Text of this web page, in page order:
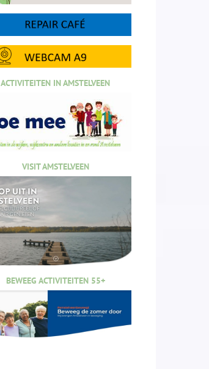
ACTIVITEITEN IN AMSTELVEEN
VISIT AMSTELVEEN
BEWEEG ACTIVITEITEN 55+